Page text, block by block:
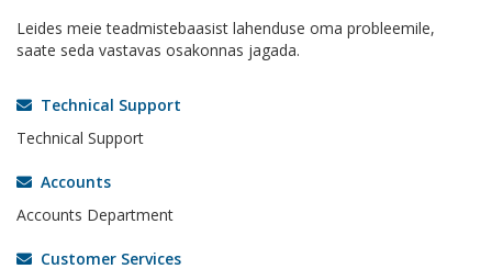
Leides meie teadmistebaasist lahenduse oma probleemile,
saate seda vastavas osakonnas jagada.
Technical Support
Technical Support
Accounts
Accounts Department
Customer Services